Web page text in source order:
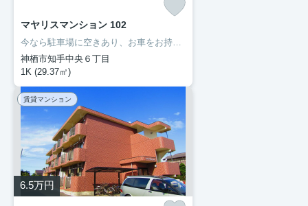
マヤリスマンション 102
今なら駐車場に空きあり、お車をお持ちの方に。モニターで来訪者を確認し、インターホンを通じて室内から会話することができます。ネットの回線を繋げているのでパソコンが使える生活。多くの方にご好評をいただいている、清潔感のある賃貸物件です。神栖市エリアで賃貸情報をお探しになるなら、ぜひ当社にお任せ下さい。快適な暮らしができるよう、しっかりとサポート致しますのでお気軽にご連絡下さい。
神栖市知手中央６丁目
1K (29.37㎡)
賃貸マンション
6.5万円